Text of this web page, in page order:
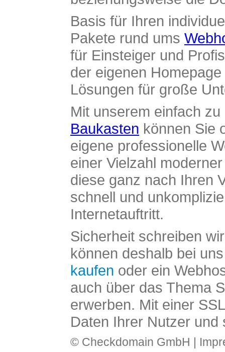
Basis für Ihren
Pakete rund ums
für Einsteiger und
der eigenen
Lösungen für große
Mit unserem einfach
Baukasten können Sie
eigene professionelle
einer Vielzahl
diese ganz nach Ihren
schnell und
Internetauftritt.
Sicherheit schreiben
können deshalb bei
kaufen oder ein
auch über das Thema
erwerben. Mit einer
Daten Ihrer Nutzer und
© Checkdomain GmbH |